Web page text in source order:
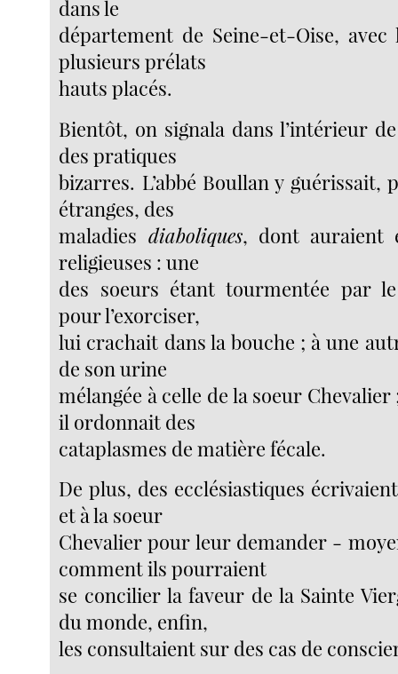
dans le
département de Seine-et-Oise, avec
plusieurs prélats
hauts placés.
Bientôt, on signala dans l’intérieur
des pratiques
bizarres. L’abbé Boullan y guérissait,
étranges, des
maladies diaboliques, dont auraient
religieuses : une
des soeurs étant tourmentée par le
pour l’exorciser,
lui crachait dans la bouche ; à une
de son urine
mélangée à celle de la soeur
il ordonnait des
cataplasmes de matière fécale.
De plus, des ecclésiastiques
et à la soeur
Chevalier pour leur demander -
comment ils pourraient
se concilier la faveur de la Sainte
du monde, enfin,
les consultaient sur des cas de